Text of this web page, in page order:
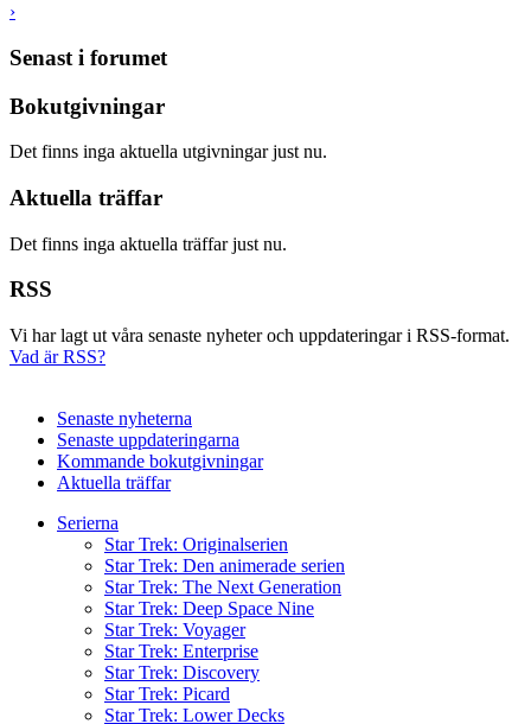
›
Senast i forumet
Bokutgivningar
Det finns inga aktuella utgivningar just nu.
Aktuella träffar
Det finns inga aktuella träffar just nu.
RSS
Vi har lagt ut våra senaste nyheter och uppdateringar i RSS-format.
Vad är RSS?
Senaste nyheterna
Senaste uppdateringarna
Kommande bokutgivningar
Aktuella träffar
Serierna
Star Trek: Originalserien
Star Trek: Den animerade serien
Star Trek: The Next Generation
Star Trek: Deep Space Nine
Star Trek: Voyager
Star Trek: Enterprise
Star Trek: Discovery
Star Trek: Picard
Star Trek: Lower Decks